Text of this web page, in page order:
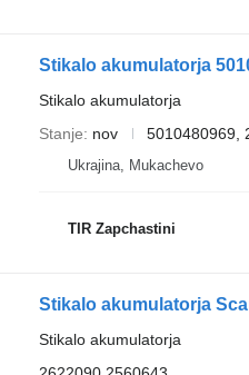
Stikalo akumulatorja
Stikalo akumulatorja
Stanje
nov 5010480969,
Ukrajina, Mukachevo
TIR Zapchastini
Stikalo akumulatorja
Stikalo akumulatorja